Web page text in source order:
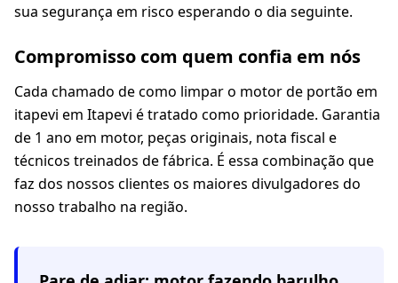
sua segurança em risco esperando o dia seguinte.
Compromisso com quem confia em nós
Cada chamado de como limpar o motor de portão em
itapevi em Itapevi é tratado como prioridade. Garantia
de 1 ano em motor, peças originais, nota fiscal e
técnicos treinados de fábrica. É essa combinação que
faz dos nossos clientes os maiores divulgadores do
nosso trabalho na região.